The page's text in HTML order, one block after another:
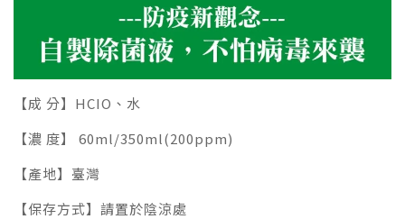
【成 分】HCIO、水
【濃 度】 60ml/350ml(200ppm)
【產地】臺灣
【保存方式】請置於陰涼處